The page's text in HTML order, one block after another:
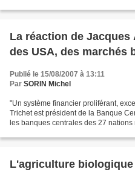
La réaction de
des USA, des marchés
Publié le 15/08/2007 à 13:11
Par SORIN Michel
"Un système financier proliférant,
Trichet est président de la Banque
les banques centrales des 27
L'agriculture